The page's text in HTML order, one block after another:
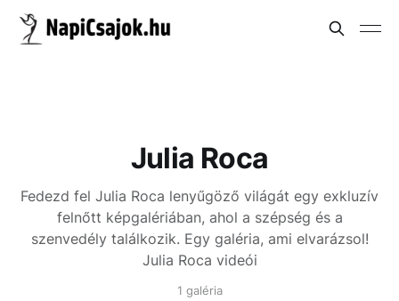
Julia Roca
Fedezd fel Julia Roca lenyűgöző világát egy exkluzív
felnőtt képgalériában, ahol a szépség és a
szenvedély találkozik. Egy galéria, ami elvarázsol!
Julia Roca videói
1 galéria